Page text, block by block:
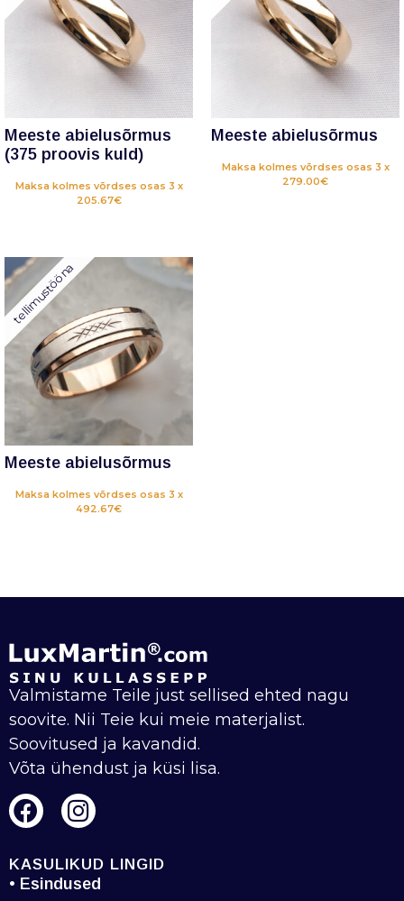
Meeste abielusõrmus
(375 proovis kuld)
Maksa kolmes võrdses osas 3 x
205.67€
Meeste abielusõrmus
Maksa kolmes võrdses osas 3 x
279.00€
tellimustööna
Meeste abielusõrmus
Maksa kolmes võrdses osas 3 x
492.67€
Valmistame Teile just sellised ehted nagu
soovite. Nii Teie kui meie materjalist.
Soovitused ja kavandid.
Võta ühendust ja küsi lisa.
KASULIKUD LINGID
• Esindused